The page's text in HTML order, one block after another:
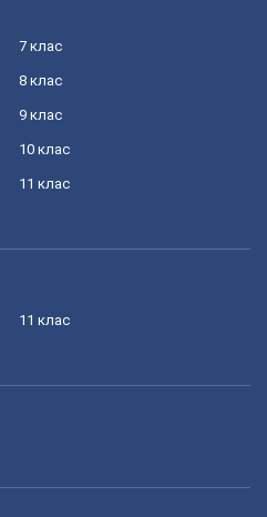
7 клас
8 клас
9 клас
10 клас
11 клас
11 клас